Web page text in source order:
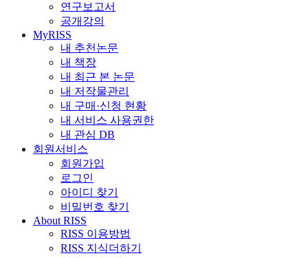
연구보고서
공개강의
MyRISS
내 추천논문
내 책장
내 최근 본 논문
내 저작물관리
내 구매·신청 현황
내 서비스 사용권한
내 관심 DB
회원서비스
회원가입
로그인
아이디 찾기
비밀번호 찾기
About RISS
RISS 이용방법
RISS 지식더하기